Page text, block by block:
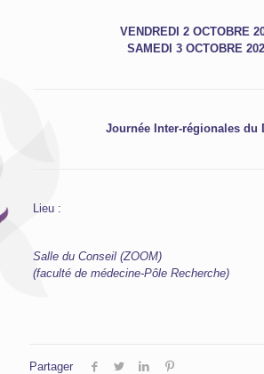
VENDREDI 2 OCTOBRE
SAMEDI 3 OCTOBRE
Journée Inter-régionales du
Lieu :
Salle du Conseil (ZOOM)
(faculté de médecine-Pôle Recherche)
Partager